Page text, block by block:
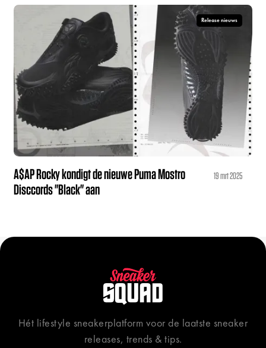
Release nieuws
A$AP Rocky kondigt de nieuwe Puma Mostro
Disccords "Black" aan
19 mrt 2025
Hét lifestyle sneakerplatform voor de laatste sneaker
releases, trends & tips.